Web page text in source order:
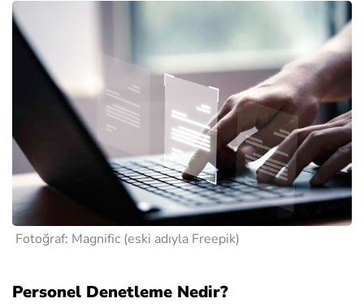
Fotoğraf: Magnific (eski adıyla Freepik)
Personel Denetleme Nedir?